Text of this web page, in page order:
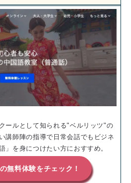
ールとして知られる"ベルリッツ"の
講師陣の指導で日常会話でもビジネ
」を身につけたい方におすすめ。
無料体験をチェック！